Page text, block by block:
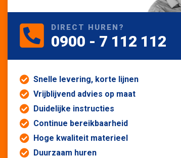
DIRECT HUREN?
0900 - 7 112 112
Snelle levering, korte lijnen
Vrijblijvend advies op maat
Duidelijke instructies
Continue bereikbaarheid
Hoge kwaliteit materieel
Duurzaam huren